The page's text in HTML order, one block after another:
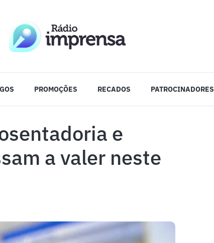
PROMOÇÕES RECADOS PATROCINADORES
e
a valer neste